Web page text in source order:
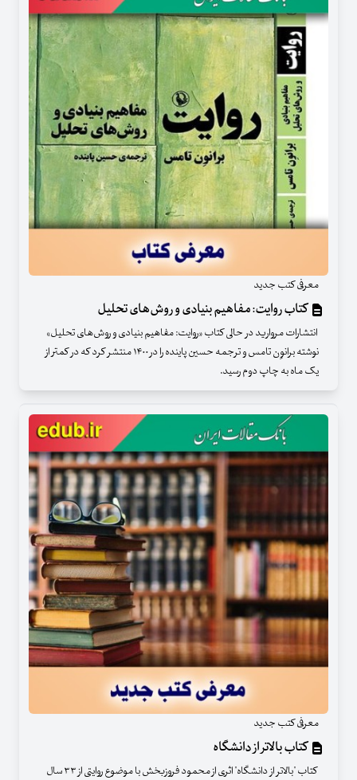
معرفی کتب جدید
کتاب روایت: مفاهیم بنیادی و روش‌های تحلیل
انتشارات مروارید در حالی کتاب «روایت: مفاهیم بنیادی و روش‌های تحلیل»
نوشته‌ برانوِن تامس و ترجمه‌ حسین پاینده را در ۱۴۰۰ منتشر کرد که در کمتر از
یک ماه به چاپ دوم رسید.
معرفی کتب جدید
کتاب بالاتر از دانشگاه
کتاب "بالاتر از دانشگاه" اثری از محمود فروزبخش با موضوع روایتی از ۳۳ سال